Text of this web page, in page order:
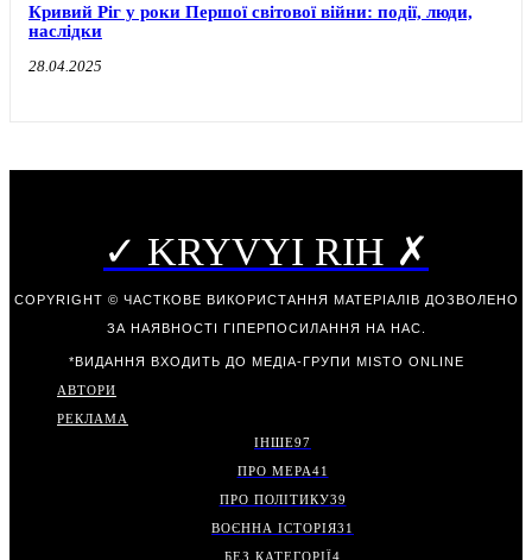
Кривий Ріг у роки Першої світової війни: події, люди,
наслідки
28.04.2025
✓ KRYVYI RIH ✗
COPYRIGHT © ЧАСТКОВЕ ВИКОРИСТАННЯ МАТЕРІАЛІВ ДОЗВОЛЕНО
ЗА НАЯВНОСТІ ГІПЕРПОСИЛАННЯ НА НАС.
*ВИДАННЯ ВХОДИТЬ ДО МЕДІА-ГРУПИ MISTO ONLINE
АВТОРИ
РЕКЛАМА
ІНШЕ97
ПРО МЕРА41
ПРО ПОЛІТИКУ39
ВОЄННА ІСТОРІЯ31
БЕЗ КАТЕГОРІЇ4